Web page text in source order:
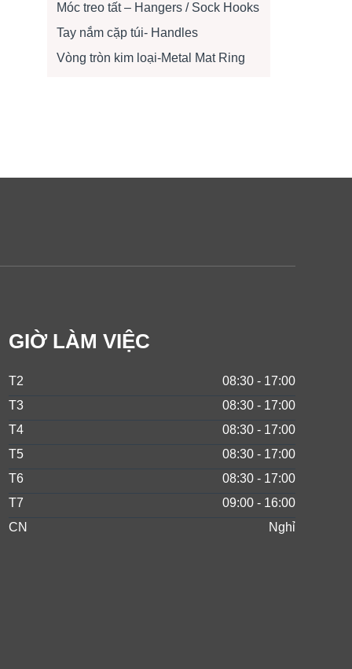
Móc treo tất – Hangers / Sock Hooks
Tay nắm cặp túi- Handles
Vòng tròn kim loại-Metal Mat Ring
GIỜ LÀM VIỆC
T2
08:30 - 17:00
T3
08:30 - 17:00
T4
08:30 - 17:00
T5
08:30 - 17:00
T6
08:30 - 17:00
T7
09:00 - 16:00
CN
Nghỉ